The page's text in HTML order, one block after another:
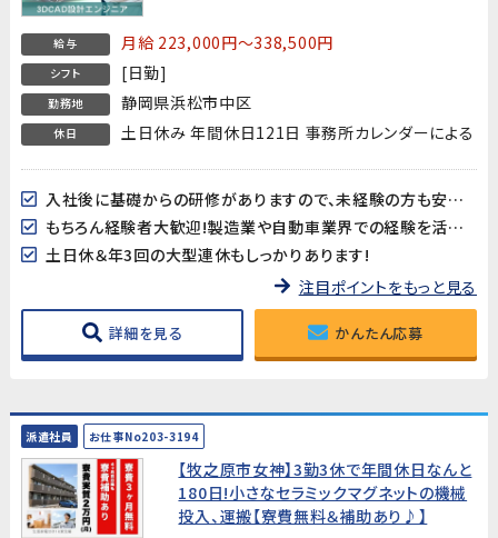
ん経験者大歓迎
給与 月給 223,000円～338,500円
シフト [日勤]
勤務地 静岡県浜松市中区
休日 土日休み 年間休日121日 事務所カレンダーによる
入社後に基礎からの研修がありますので、未経験の方も安心してスタートできます♪
もちろん経験者大歓迎!製造業や自動車業界での経験を活かしたい方も是非!
土日休＆年3回の大型連休もしっかりあります!
注目ポイントをもっと見る
詳細を見る かんたん応募
派遣社員 お仕事No203-3194
【牧之原市女神】3勤3休で年間休日なんと
180日!小さなセラミックマグネットの機械
投入、運搬【寮費無料＆補助あり♪】